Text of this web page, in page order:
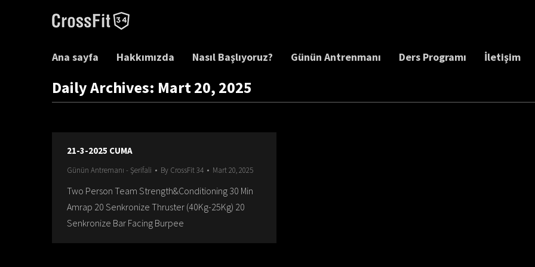
Ana sayfa Hakkımızda Nasıl Başlıyoruz? Günün Antrenmanı Ders Programı İletişim
Daily Archives: Mart 20, 2025
21-3-2025 CUMA
Günün Antremanı - Şerifali By CrossFit 34 Mart 20, 2025
Two Person Team Strength&Conditioning 30 Min
Amrap 20 Senkronize Thruster (40Kg-25Kg) 20
Senkronize Bar Facing Burpee